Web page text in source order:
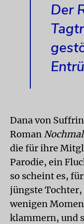
Der
Dana von
Roman
die für ihre
Parodie, ein
so scheint es,
jüngste Tochter,
wenigen
klammern, und